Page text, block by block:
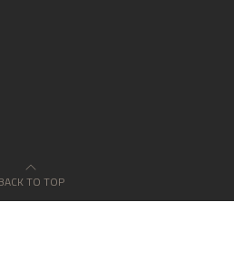
TO TOP